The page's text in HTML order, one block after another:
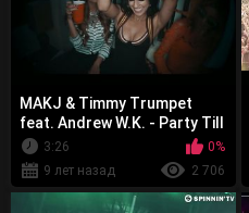
MAKJ & Timmy Trumpet
feat. Andrew W.K. - Party Till
We Die
3:26
0%
9 лет назад
2 706